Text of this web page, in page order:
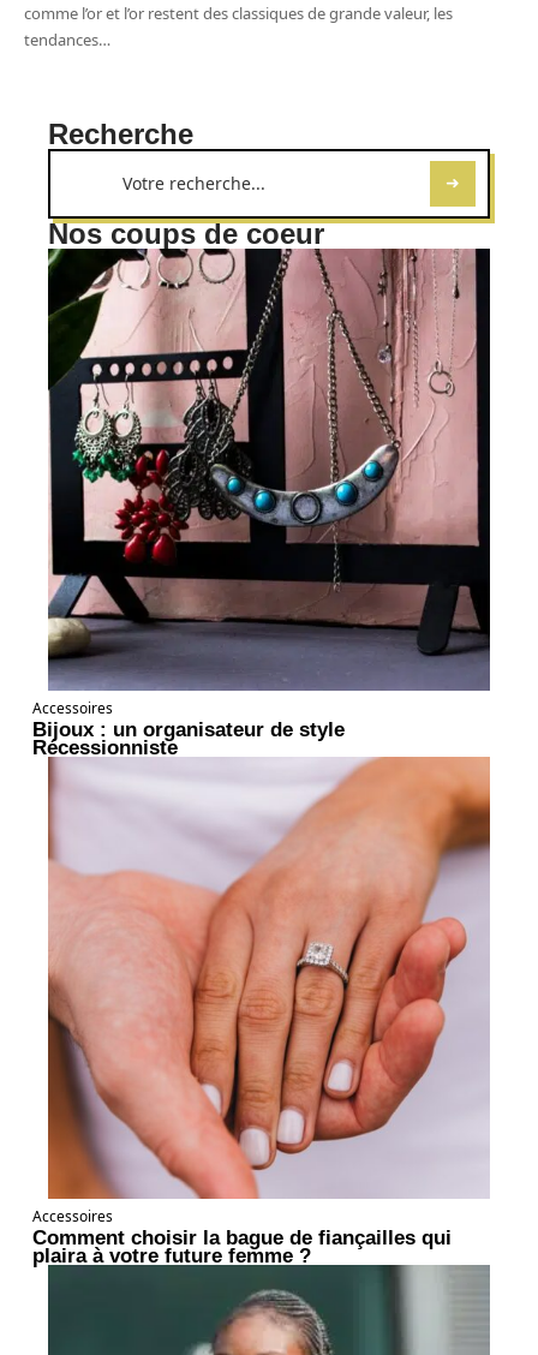
comme l’or et l’or restent des classiques de grande valeur, les
tendances…
Recherche
Nos coups de coeur
Accessoires
Bijoux : un organisateur de style
Récessionniste
Accessoires
Comment choisir la bague de fiançailles qui
plaira à votre future femme ?